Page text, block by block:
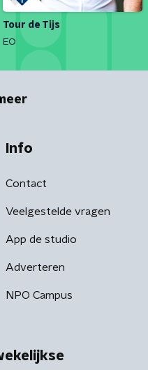
Tour de Tijs
EO
Info
Contact
Veelgestelde vragen
App de studio
Adverteren
NPO Campus